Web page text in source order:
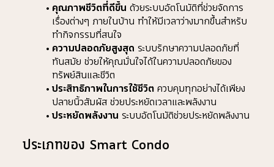
คุณภาพชีวิตที่ดีขึ้น ด้วยระบบอัตโนมัติที่ช่วยจัดการ
เรื่องต่างๆ ภายในบ้าน ทำให้มีเวลาว่างมากขึ้นสำหรับ
ทำกิจกรรมที่สนใจ
ความปลอดภัยสูงสุด ระบบรักษาความปลอดภัยที่
ทันสมัย ช่วยให้คุณมั่นใจได้ในความปลอดภัยของ
ทรัพย์สินและชีวิต
ประสิทธิภาพในการใช้ชีวิต ควบคุมทุกอย่างได้เพียง
ปลายนิ้วสัมผัส ช่วยประหยัดเวลาและพลังงาน
ประหยัดพลังงาน ระบบอัตโนมัติช่วยประหยัดพลังงาน
ประเภทของ Smart Condo